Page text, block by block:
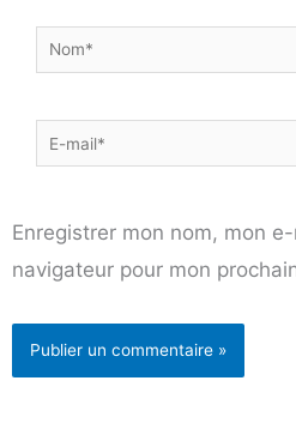
Nom*
E-
mail*
Enregistrer mon nom, mon
navigateur pour mon